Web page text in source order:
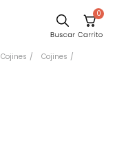
0
Cojines Cojines